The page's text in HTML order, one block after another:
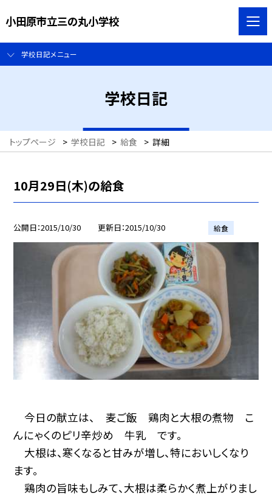
小田原市立三の丸小学校
学校日記メニュー
学校日記
トップページ > 学校日記 > 給食 > 詳細
10月29日(木)の給食
公開日 2015/10/30 更新日 2015/10/30 給食
今日の献立は、 麦ご飯 鶏肉と大根の煮物 こ
んにゃくのピリ辛炒め 牛乳 です。
大根は、寒くなると甘みが増し、特においしくなり
ます。
鶏肉の旨味もしみて、大根は柔らかく煮上がりまし